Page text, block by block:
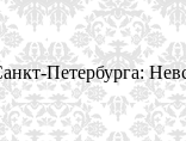
Петербурга: